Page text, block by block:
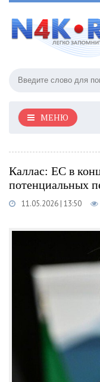
МЕНЮ
Каллас: ЕС в
потенциальных
11.05.2026 | 13:50